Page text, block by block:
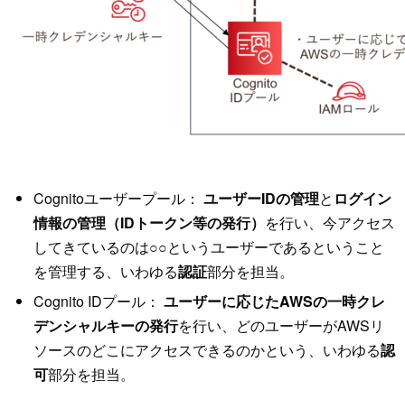
Cognitoユーザープール： ユーザーIDの管理と ログイン
情報の管理（IDトークン等の発行） を行い、今アクセス
してきているのは○○というユーザーであるということ
を管理する、いわゆる認証部分を担当。
Cognito IDプール： ユーザーに応じたAWSの一時クレ
デンシャルキーの発行を行い、どのユーザーがAWSリ
ソースのどこにアクセスできるのかという、いわゆる認
可部分を担当。